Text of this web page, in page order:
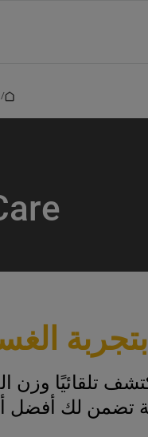
/
تضمن لك أفضل